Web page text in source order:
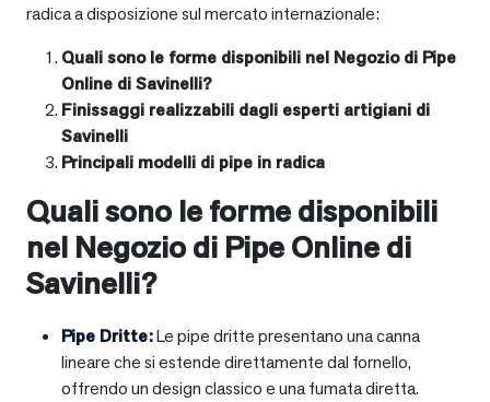
radica a disposizione sul mercato internazionale:
Quali sono le forme disponibili nel Negozio di Pipe
Online di Savinelli?
Finissaggi realizzabili dagli esperti artigiani di
Savinelli
Principali modelli di pipe in radica
Quali sono le forme disponibili
nel Negozio di Pipe Online di
Savinelli?
Pipe Dritte:Le pipe dritte presentano una canna
lineare che si estende direttamente dal fornello,
offrendo un design classico e una fumata diretta.